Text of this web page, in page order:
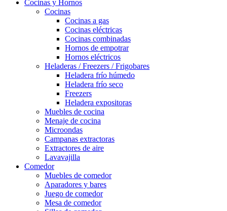
Cocinas y Hornos
Cocinas
Cocinas a gas
Cocinas eléctricas
Cocinas combinadas
Hornos de empotrar
Hornos eléctricos
Heladeras / Freezers / Frigobares
Heladera frío húmedo
Heladera frío seco
Freezers
Heladera expositoras
Muebles de cocina
Menaje de cocina
Microondas
Campanas extractoras
Extractores de aire
Lavavajilla
Comedor
Muebles de comedor
Aparadores y bares
Juego de comedor
Mesa de comedor